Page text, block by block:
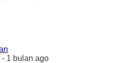
- 1 bulan ago